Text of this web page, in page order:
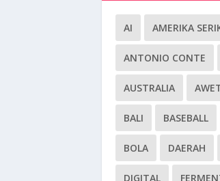
AI AMERIKA
ANTONIO CONTE
AUSTRALIA
BALI BASEBALL
BOLA DAERAH
DIGITAL